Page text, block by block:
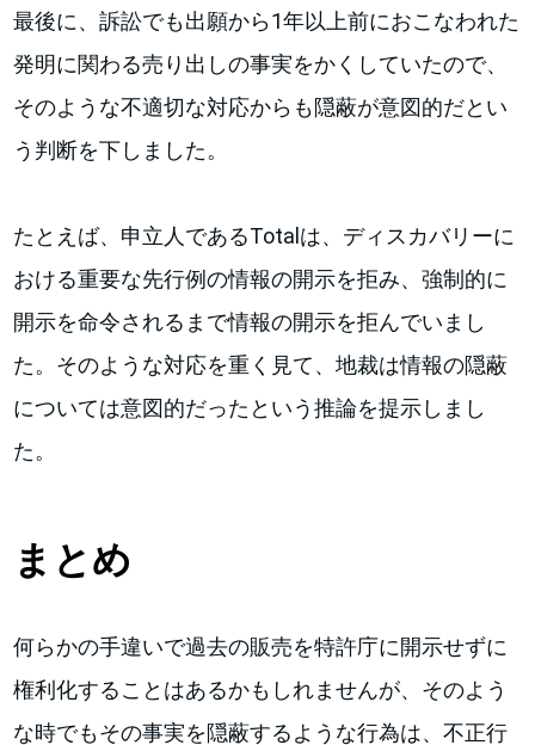
最後に、訴訟でも出願から1年以上前におこなわれた
発明に関わる売り出しの事実をかくしていたので、
そのような不適切な対応からも隠蔽が意図的だとい
う判断を下しました。
たとえば、申立人であるTotalは、ディスカバリーに
おける重要な先行例の情報の開示を拒み、強制的に
開示を命令されるまで情報の開示を拒んでいまし
た。そのような対応を重く見て、地裁は情報の隠蔽
については意図的だったという推論を提示しまし
た。
まとめ
何らかの手違いで過去の販売を特許庁に開示せずに
権利化することはあるかもしれませんが、そのよう
な時でもその事実を隠蔽するような行為は、不正行